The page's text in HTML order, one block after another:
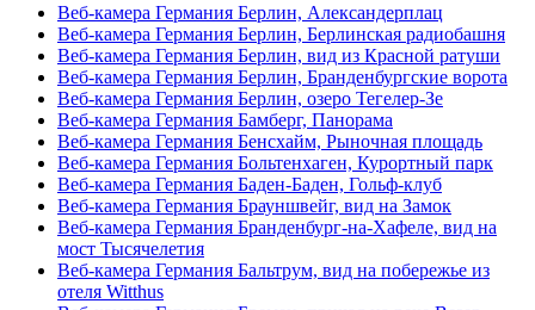
Веб-камера Германия Берлин, Александерплац
Веб-камера Германия Берлин, Берлинская радиобашня
Веб-камера Германия Берлин, вид из Красной ратуши
Веб-камера Германия Берлин, Бранденбургские ворота
Веб-камера Германия Берлин, озеро Тегелер-Зе
Веб-камера Германия Бамберг, Панорама
Веб-камера Германия Бенсхайм, Рыночная площадь
Веб-камера Германия Больтенхаген, Курортный парк
Веб-камера Германия Баден-Баден, Гольф-клуб
Веб-камера Германия Брауншвейг, вид на Замок
Веб-камера Германия Бранденбург-на-Хафеле, вид на
мост Тысячелетия
Веб-камера Германия Бальтрум, вид на побережье из
отеля Witthus